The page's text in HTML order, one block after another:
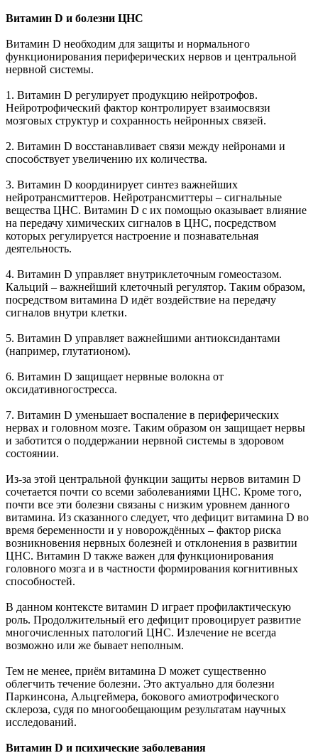
Витамин D и болезни ЦНС
Витамин D необходим для защиты и нормального
функционирования периферических нервов и центральной
нервной системы.
1. Витамин D регулирует продукцию нейротрофов.
Нейротрофический фактор контролирует взаимосвязи
мозговых структур и сохранность нейронных связей.
2. Витамин D восстанавливает связи между нейронами и
способствует увеличению их количества.
3. Витамин D координирует синтез важнейших
нейротрансмиттеров. Нейротрансмиттеры – сигнальные
вещества ЦНС. Витамин D с их помощью оказывает влияние
на передачу химических сигналов в ЦНС, посредством
которых регулируется настроение и познавательная
деятельность.
4. Витамин D управляет внутриклеточным гомеостазом.
Кальций – важнейший клеточный регулятор. Таким образом,
посредством витамина D идёт воздействие на передачу
сигналов внутри клетки.
5. Витамин D управляет важнейшими антиоксидантами
(например, глутатионом).
6. Витамин D защищает нервные волокна от
оксидативногостресса.
7. Витамин D уменьшает воспаление в периферических
нервах и головном мозге. Таким образом он защищает нервы
и заботится о поддержании нервной системы в здоровом
состоянии.
Из-за этой центральной функции защиты нервов витамин D
сочетается почти со всеми заболеваниями ЦНС. Кроме того,
почти все эти болезни связаны с низким уровнем данного
витамина. Из сказанного следует, что дефицит витамина D во
время беременности и у новорождённых – фактор риска
возникновения нервных болезней и отклонения в развитии
ЦНС. Витамин D также важен для функционирования
головного мозга и в частности формирования когнитивных
способностей.
В данном контексте витамин D играет профилактическую
роль. Продолжительный его дефицит провоцирует развитие
многочисленных патологий ЦНС. Излечение не всегда
возможно или же бывает неполным.
Тем не менее, приём витамина D может существенно
облегчить течение болезни. Это актуально для болезни
Паркинсона, Альцгеймера, бокового амиотрофического
склероза, судя по многообещающим результатам научных
исследований.
Витамин D и психические заболевания